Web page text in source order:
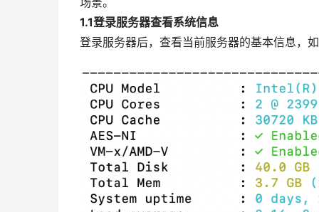
场景。
1.1登录服务器查看系统信息
登录服务器后，查看当前服务器的基本信息，